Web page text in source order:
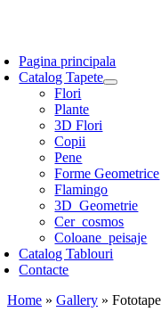
Pagina principala
Catalog Tapete
Flori
Plante
3D Flori
Copii
Pene
Forme Geometrice
Flamingo
3D_Geometrie
Cer_cosmos
Coloane_peisaje
Catalog Tablouri
Contacte
Home » Gallery »